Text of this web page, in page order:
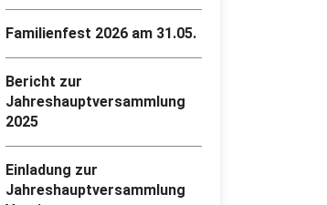
Familienfest 2026 am 31.05.
Bericht zur
Jahreshauptversammlung
2025
Einladung zur
Jahreshauptversammlung